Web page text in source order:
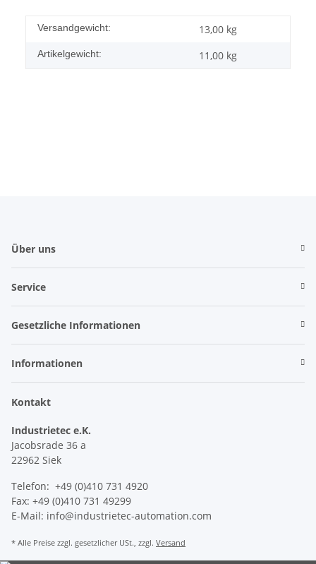
Versandgewicht: 13,00 kg
Artikelgewicht: 11,00 kg
Über uns
Service
Gesetzliche Informationen
Informationen
Kontakt
Industrietec e.K.
Jacobsrade 36 a
22962 Siek
Telefon: +49 (0)410 731 4920
Fax: +49 (0)410 731 49299
E-Mail: info@industrietec-automation.com
* Alle Preise zzgl. gesetzlicher USt., zzgl. Versand